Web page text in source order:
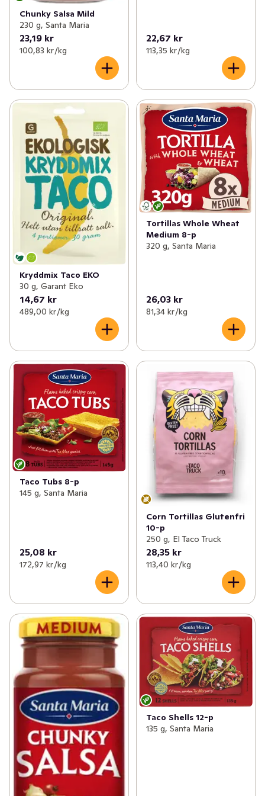
Chunky Salsa Mild
230 g, Santa Maria
23,19 kr
100,83 kr /kg
22,67 kr
113,35 kr /kg
Kryddmix Taco EKO
30 g, Garant Eko
14,67 kr
489,00 kr /kg
Tortillas Whole Wheat
Medium 8-p
320 g, Santa Maria
26,03 kr
81,34 kr /kg
Taco Tubs 8-p
145 g, Santa Maria
25,08 kr
172,97 kr /kg
Corn Tortillas Glutenfri
10-p
250 g, El Taco Truck
28,35 kr
113,40 kr /kg
Taco Shells 12-p
135 g, Santa Maria